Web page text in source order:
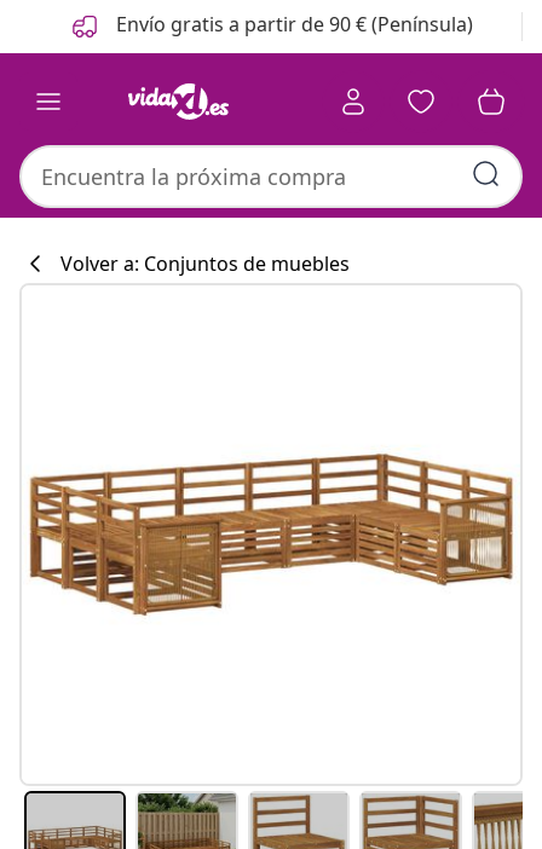
Anterior
Siguiente Envío gratis a partir de 90 € (Península)
#sharemevidaxl
Volver a: Conjuntos de muebles